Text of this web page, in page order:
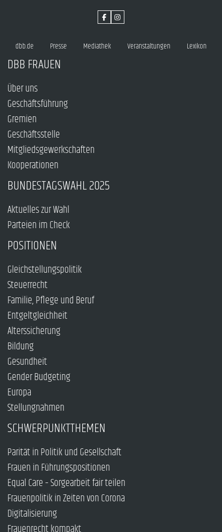
dbb.de Presse Mediathek Veranstaltungen Lexikon
DBB FRAUEN
Über uns
Geschäftsführung
Gremien
Geschäftsstelle
Mitgliedsgewerkschaften
Kooperationen
BUNDESTAGSWAHL 2025
Aktuelles zur Wahl
Parteien im Check
POSITIONEN
Gleichstellungspolitik
Steuerrecht
Familie, Pflege und Beruf
Entgeltgleichheit
Alterssicherung
Bildung
Gesundheit
Gender Budgeting
Europa
Stellungnahmen
SCHWERPUNKTTHEMEN
Parität in Politik und Gesellschaft
Frauen in Führungspositionen
Equal Care – Sorgearbeit fair teilen
Frauenpolitik in Zeiten von Corona
Digitalisierung